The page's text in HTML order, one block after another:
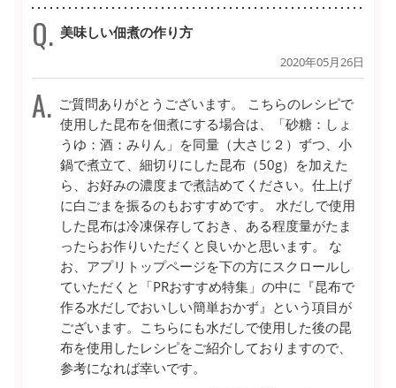
美味しい佃煮の作り方
2020年05月26日
ご質問ありがとうございます。 こちらのレシピで
使用した昆布を佃煮にする場合は、「砂糖：しょ
うゆ：酒：みりん」を同量（大さじ２）ずつ、小
鍋で煮立て、細切りにした昆布（50g）を加えた
ら、お好みの濃度まで煮詰めてください。仕上げ
に白ごまを振るのもおすすめです。 水だしで使用
した昆布は冷凍保存しておき、ある程度量がたま
ったらお作りいただくと良いかと思います。 な
お、アプリトップページを下の方にスクロールし
ていただくと「PRおすすめ特集」の中に『昆布で
作る水だしでおいしい簡単おかず』という項目が
ございます。こちらにも水だしで使用した後の昆
布を使用したレシピをご紹介しておりますので、
参考になれば幸いです。